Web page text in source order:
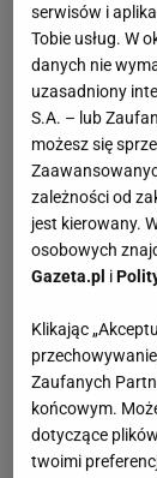
serwisów i
Tobie usług. W
danych nie
uzasadniony
S.A. – lub
możesz się
zależności od
jest kierowany.
osobowych
Gazeta.pl i
Klikając
Zaufanych
końcowym.
dotyczące
twoimi